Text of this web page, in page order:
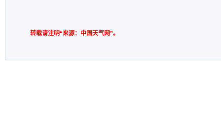
转载请注明“来源：中国天气网”。